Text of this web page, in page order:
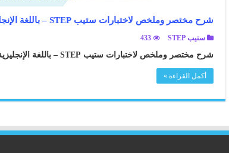
شرح مختصر وملخص لاختبارات ستيب STEP – باللغة الإنجليزية
ستيب STEP 433
شرح مختصر وملخص لاختبارات ستيب STEP – باللغة الإنجليزية ..
أكمل القراءة »